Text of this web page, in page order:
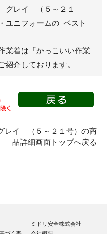
グレイ （５～２１
ユニフォームの ベスト
業着は 「かっこいい作業
紹介しております。
イ （５～２１号）の商
品詳細画面トップへ戻る
ミドリ安全株式会社